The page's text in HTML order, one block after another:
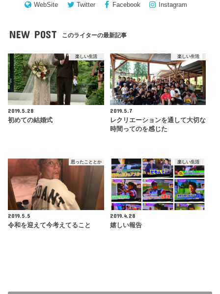
WebSite Twitter Facebook Instagram
NEW POST このライターの最新記事
楽しい生活
2019.5.28
初めての結婚式
楽しい生活
2019.5.7
レクリエーションを通して大切な
時間ってのを感じた
思ったこととか
2019.5.5
令和を迎えて今考えてること
楽しい生活
2019.4.28
嬉しい報告